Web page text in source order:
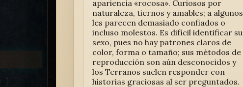
apariencia «rocosa». Curiosos por
naturaleza, tiernos y amables; a algunos
les parecen demasiado confiados o
incluso molestos. Es difícil identificar su
sexo, pues no hay patrones claros de
color, forma o tamaño; sus métodos de
reproducción son aún desconocidos y
los Terranos suelen responder con
historias graciosas al ser preguntados.